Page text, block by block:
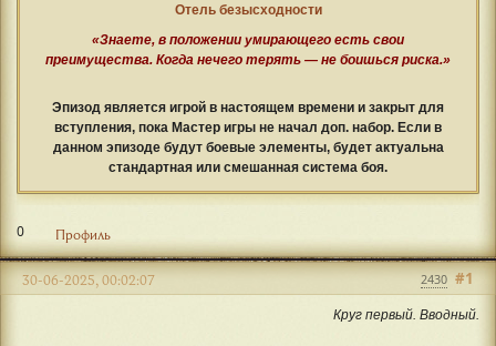
Отель безысходности
«Знаете, в положении умирающего есть свои
преимущества. Когда нечего терять — не боишься риска.»
Эпизод является игрой в настоящем времени и закрыт для
вступления, пока Мастер игры не начал доп. набор. Если в
данном эпизоде будут боевые элементы, будет актуальна
стандартная или смешанная система боя.
0 Профиль
#1
30-06-2025, 00:02:07 2430
Круг первый. Вводный.